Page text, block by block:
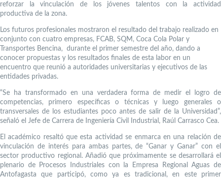
reforzar la vinculación de los jóvenes talentos con la actividad
productiva de la zona.
Los futuros profesionales mostraron el resultado del trabajo realizado en
conjunto con cuatro empresas, FCAB, SQM, Coca Cola Polar y
Transportes Bencina, durante el primer semestre del año, dando a
conocer propuestas y los resultados finales de esta labor en un
encuentro que reunió a autoridades universitarias y ejecutivos de las
entidades privadas.
“Se ha transformado en una verdadera forma de medir el logro de
competencias, primero específicas o técnicas y luego generales o
transversales de los estudiantes poco antes de salir de la Universidad”,
señaló el Jefe de Carrera de Ingeniería Civil Industrial, Raúl Carrasco Cea.
El académico resaltó que esta actividad se enmarca en una relación de
vinculación de interés para ambas partes, de “Ganar y Ganar” con el
sector productivo regional. Añadió que próximamente se desarrollará el
plenario de Procesos Industriales con la Empresa Regional Aguas de
Antofagasta que participó, como ya es tradicional, en este primer